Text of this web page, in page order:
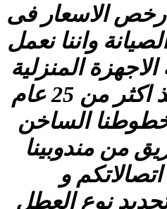
الاسعار فى
واننا نعمل
المنزلية
والاليكترونية منذ اكثر من 25 عام
الساخن
من مندوبينا
و
نوع العطل